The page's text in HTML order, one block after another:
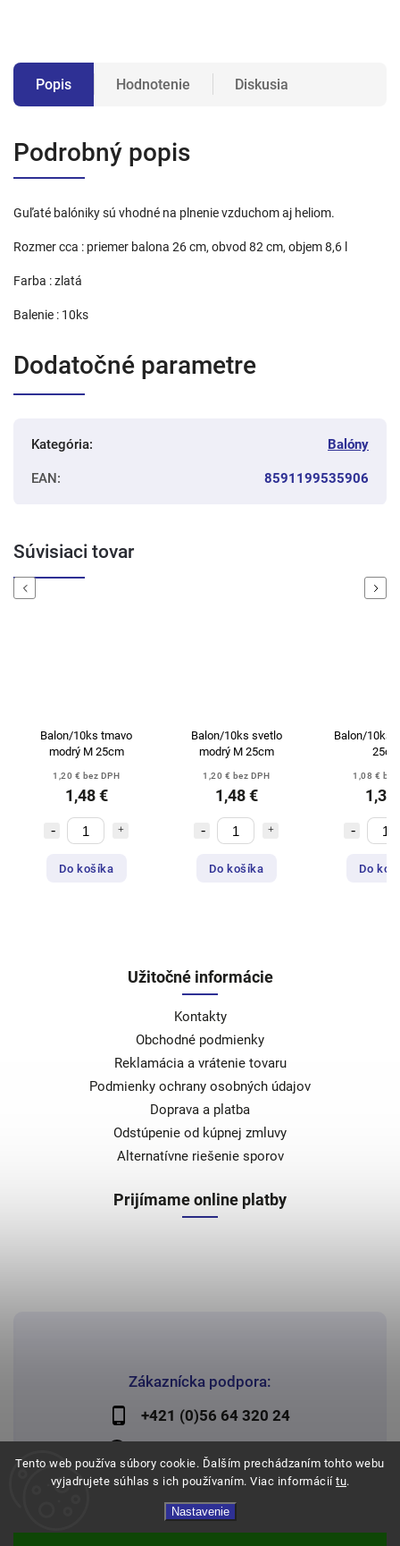
Tento web používa súbory cookie. Ďalším prechádzaním tohto webu
vyjadrujete súhlas s ich používaním. Viac informácií tu.
Nastavenie
Popis Hodnotenie Diskusia
Podrobný popis
Guľaté balóniky sú vhodné na plnenie vzduchom aj heliom.
Rozmer cca : priemer balona 26 cm, obvod 82 cm, objem 8,6 l
Farba : zlatá
Balenie : 10ks
Dodatočné parametre
Kategória: Balóny
EAN: 8591199535906
Súvisiaci tovar
Previous
Balon/10ks tmavo
modrý M 25cm
1,20 € bez DPH
1,48 €
Do košíka
Balon/10ks svetlo
modrý M 25cm
1,20 € bez DPH
1,48 €
Do košíka
Balon/10ks
25cm
1,08 € bez
1,33
Do
Next
Zákaznícka podpora:
+421 (0)56 64 320 24
Užitočné informácie
Kontakty
Obchodné podmienky
Reklamácia a vrátenie tovaru
Podmienky ochrany osobných údajov
Doprava a platba
Odstúpenie od kúpnej zmluvy
Alternatívne riešenie sporov
Prijímame online platby
Copyright 2026Papier Lechman. Všetky práva vyhradené.